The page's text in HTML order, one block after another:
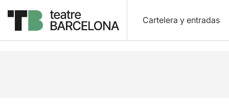
Cartelera y entradas